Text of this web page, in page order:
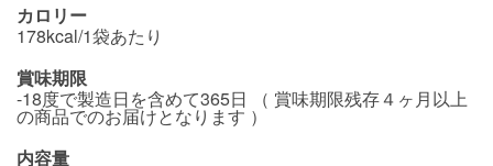
カロリー
178kcal/1袋あたり
賞味期限
-18度で製造日を含めて365日 （ 賞味期限残存４ヶ月以上
の商品でのお届けとなります ）
内容量